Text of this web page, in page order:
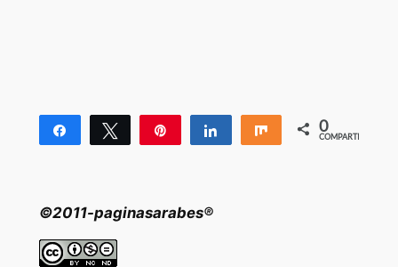
Compartir Twittear Compartir Compartir
0
COMPARTIR
©2011-paginasarabes®